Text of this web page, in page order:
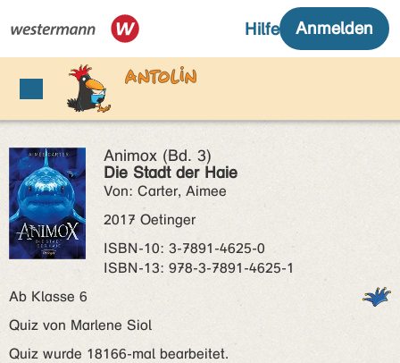
Animox (Bd. 3)
Die Stadt der Haie
Von: Carter, Aimee
2017 Oetinger
ISBN‑10: 3-7891-4625-0
ISBN‑13: 978-3-7891-4625-1
Ab Klasse 6
Quiz von Marlene Siol
Quiz wurde 18166-mal bearbeitet.